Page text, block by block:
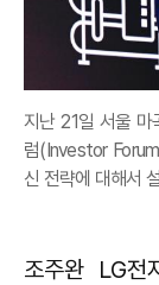
지난 21일 서울 마
럼(Investor
신 전략에 대해서
조주완 LG전